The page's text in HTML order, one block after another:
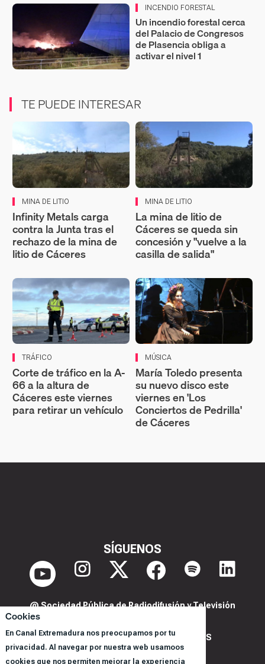
Cookies
En Canal Extremadura nos preocupamos por tu
privacidad. Al navegar por nuestra web usamoos
cookies que nos permiten mejorar la experiencia
INCENDIO FORESTAL
Un incendio forestal cerca
del Palacio de Congresos
de Plasencia obliga a
activar el nivel 1
TE PUEDE INTERESAR
MINA DE LITIO
Infinity Metals carga
contra la Junta tras el
rechazo de la mina de
litio de Cáceres
MINA DE LITIO
La mina de litio de
Cáceres se queda sin
concesión y "vuelve a la
casilla de salida"
TRÁFICO
Corte de tráfico en la A-
66 a la altura de
Cáceres este viernes
para retirar un vehículo
MÚSICA
María Toledo presenta
su nuevo disco este
viernes en 'Los
Conciertos de Pedrilla'
de Cáceres
SÍGUENOS
@ Sociedad Pública de Radiodifusión y Televisión
POLITICA DE PRIVACIDAD Y COOKIES